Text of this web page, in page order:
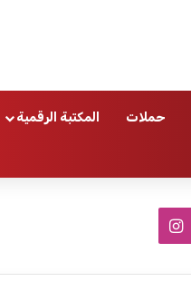
حملات المكتبة الرقمية
ا